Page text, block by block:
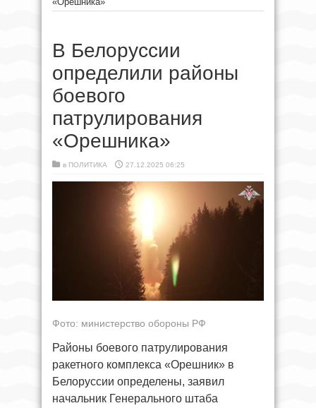
В Белоруссии
определили районы
боевого
патрулирования
«Орешника»
в ПОЛИТИКА 27.12.2025 06:25
Фото: министерство обороны РФ
Районы боевого патрулирования
ракетного комплекса «Орешник» в
Белоруссии определены, заявил
начальник Генерального штаба